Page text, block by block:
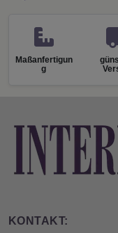
Maßanfertigun
g
KONTAKT: